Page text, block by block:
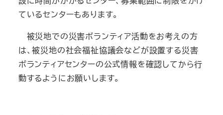
ているセンターもあります。
被災地での災害ボランティア活動をお考えの方
は、被災地の社会福祉協議会などが設置する災害
ボランティアセンターの公式情報を確認してから行
動するようにお願いします。